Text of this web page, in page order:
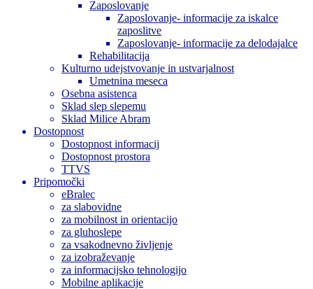
Zaposlovanje
Zaposlovanje- informacije za iskalce
zaposlitve
Zaposlovanje- informacije za delodajalce
Rehabilitacija
Kulturno udejstvovanje in ustvarjalnost
Umetnina meseca
Osebna asistenca
Sklad slep slepemu
Sklad Milice Abram
Dostopnost
Dostopnost informacij
Dostopnost prostora
TTVS
Pripomočki
eBralec
za slabovidne
za mobilnost in orientacijo
za gluhoslepe
za vsakodnevno življenje
za izobraževanje
za informacijsko tehnologijo
Mobilne aplikacije